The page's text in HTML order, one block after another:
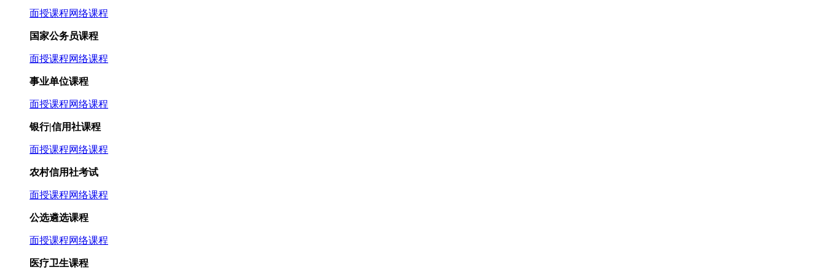
面授课程网络课程
国家公务员课程
面授课程网络课程
事业单位课程
面授课程网络课程
银行|信用社课程
面授课程网络课程
农村信用社考试
面授课程网络课程
公选遴选课程
面授课程网络课程
医疗卫生课程